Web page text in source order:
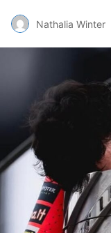
Nathalia Winter